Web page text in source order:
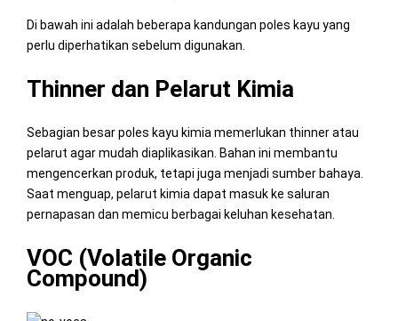
Di bawah ini adalah beberapa kandungan poles kayu yang
perlu diperhatikan sebelum digunakan.
Thinner dan Pelarut Kimia
Sebagian besar poles kayu kimia memerlukan thinner atau
pelarut agar mudah diaplikasikan. Bahan ini membantu
mengencerkan produk, tetapi juga menjadi sumber bahaya.
Saat menguap, pelarut kimia dapat masuk ke saluran
pernapasan dan memicu berbagai keluhan kesehatan.
VOC (Volatile Organic
Compound)